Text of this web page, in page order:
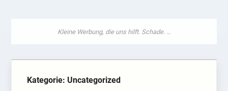
Kategorie: Uncategorized